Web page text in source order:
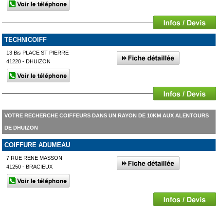
TECHNICOIFF
13 Bis PLACE ST PIERRE
41220 - DHUIZON
VOTRE RECHERCHE COIFFEURS DANS UN RAYON DE 10KM AUX ALENTOURS
DE DHUIZON
COIFFURE ADUMEAU
7 RUE RENE MASSON
41250 - BRACIEUX